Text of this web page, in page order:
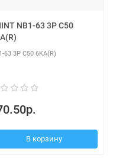
NB1-63 3P C50
63 3P C50 6KA(R)
В корзину